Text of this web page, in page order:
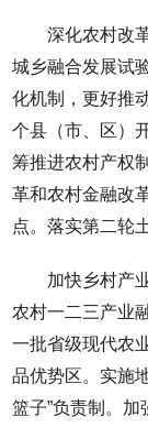
深化农村改
城乡融合发展试
化机制，更好推
个县（市、区）
筹推进农村产权
革和农村金融改
点。落实第二轮
加快乡村产
农村一二三产业
一批省级现代农
品优势区。实施
篮子”负责制。加